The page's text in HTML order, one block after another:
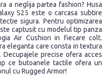
a neglija partea fashion? Husa
S25 este o carcasa subtire
sigura. Pentru optimizarea
captusit cu modelul tip panza
Air Cushion in fiecare colt.
eleganta care consta in textura
precise ofera acces
ce butoanele tactile ofera un
cu Rugged Armor!